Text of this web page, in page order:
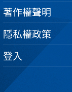
著作權聲明
隱私權政策
登入